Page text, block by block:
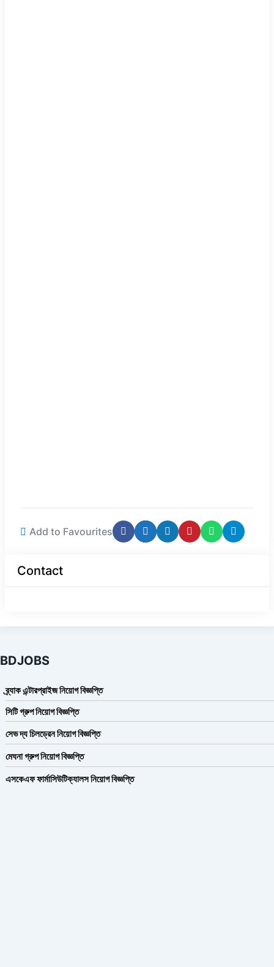
Add to Favourites
Contact
BDJOBS
ব্র্যাক এন্টারপ্রাইজ নিয়োগ বিজ্ঞপ্তি
সিটি গ্রুপ নিয়োগ বিজ্ঞপ্তি
সেভ দ্য চিলড্রেন নিয়োগ বিজ্ঞপ্তি
মেঘনা গ্রুপ নিয়োগ বিজ্ঞপ্তি
এসকেএফ ফার্মাসিউটিক্যালস নিয়োগ বিজ্ঞপ্তি